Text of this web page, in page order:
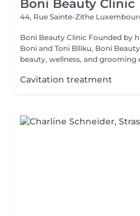
Boni Beauty Clinic
44, Rue Sainte-Zithe
Boni Beauty Clinic Founded by husband-and-wife team Irena
Boni and Toni Blliku, Boni
beauty, wellness, and grooming
Cavitation treatment